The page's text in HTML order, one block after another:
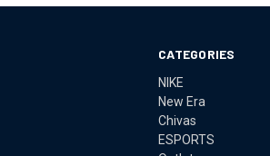
CATEGORIES
NIKE
New Era
Chivas
ESPORTS